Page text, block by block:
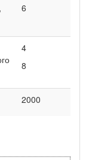
6
4
8
2000